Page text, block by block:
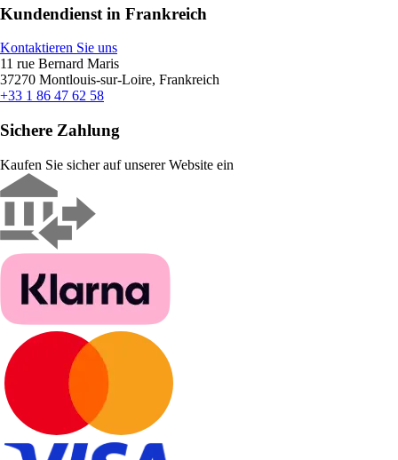
Kundendienst in Frankreich
Kontaktieren Sie uns
11 rue Bernard Maris
37270 Montlouis-sur-Loire, Frankreich
+33 1 86 47 62 58
Sichere Zahlung
Kaufen Sie sicher auf unserer Website ein